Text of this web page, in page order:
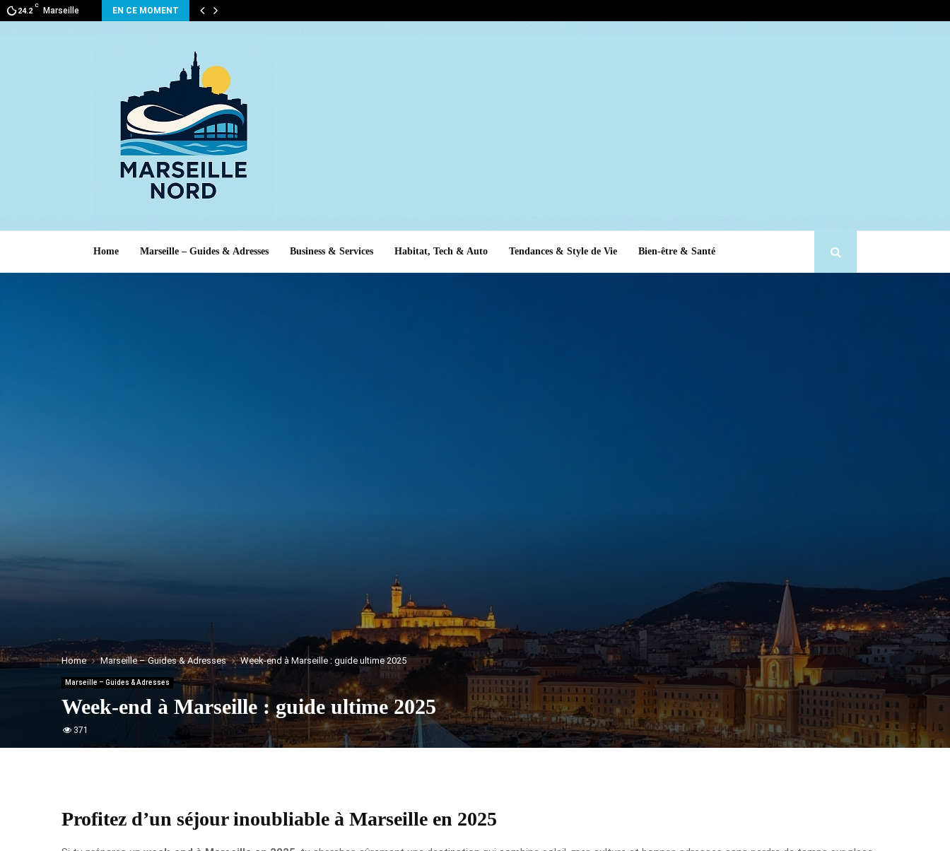
24.2
C
Marseille EN CE MOMENT
Home Marseille – Guides & Adresses Business & Services Habitat, Tech & Auto Tendances & Style de Vie Bien-être & Santé
Home Marseille – Guides & Adresses Week-end à Marseille : guide ultime 2025
Marseille – Guides & Adresses
Week-end à Marseille : guide ultime 2025
371
Profitez d’un séjour inoubliable à Marseille en 2025